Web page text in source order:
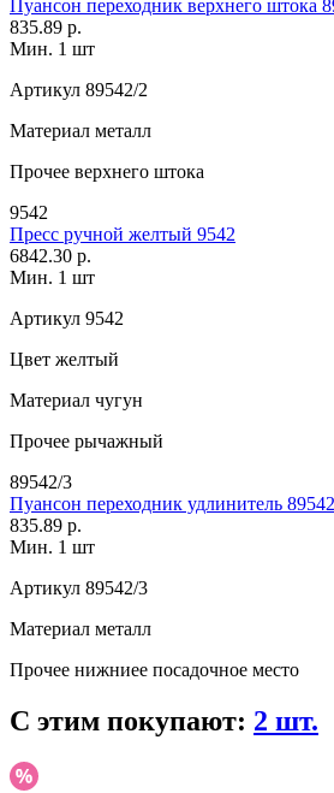
Пуансон переходник верхнего штока
835.89 р.
Мин. 1 шт
Артикул 89542/2
Материал металл
Прочее верхнего штока
9542
Пресс ручной желтый 9542
6842.30 р.
Мин. 1 шт
Артикул 9542
Цвет желтый
Материал чугун
Прочее рычажный
89542/3
Пуансон переходник удлинитель
835.89 р.
Мин. 1 шт
Артикул 89542/3
Материал металл
Прочее нижниее посадочное место
С этим покупают: 2 шт.